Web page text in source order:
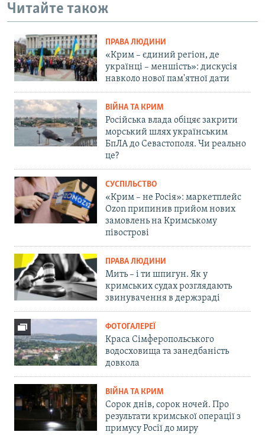
Читайте також
ПРАВА ЛЮДИНИ
«Крим – єдиний регіон, де
українці – меншість»: дискусія
навколо нової пам'ятної дати
ВІЙНА ТА КРИМ
Російська влада обіцяє закрити
морський шлях українським
БпЛА до Севастополя. Чи реально
це?
СУСПІЛЬСТВО
«Крим – не Росія»: маркетплейс
Ozon припинив прийом нових
замовлень на Кримському
півострові
ПРАВА ЛЮДИНИ
Мить – і ти шпигун. Як у
кримських судах розглядають
звинувачення в держзраді
ФОТОГАЛЕРЕЇ
Краса Сімферопольського
водосховища та занедбаність
довкола
ВІЙНА ТА КРИМ
Сорок днів, сорок ночей. Про
результати кримської операції з
примусу Росії до миру